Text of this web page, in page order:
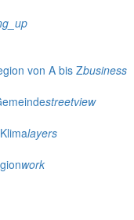
von A bis Zbusiness
streetview
layers
work